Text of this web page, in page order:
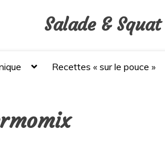
Salade & Squat
Recettes « sur le pouce »